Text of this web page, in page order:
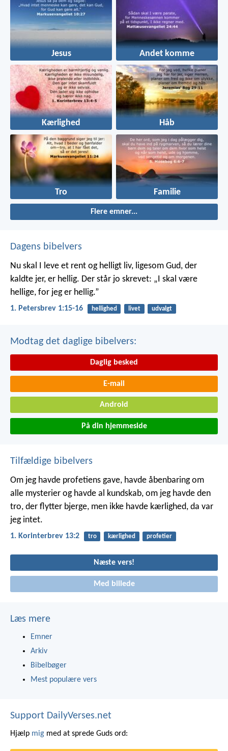
Jesus Andet komme
Kærlighed Håb
Tro Familie
Flere emner...
Dagens bibelvers
Nu skal I leve et rent og helligt liv, ligesom Gud, der
kaldte jer, er hellig. Der står jo skrevet: „I skal være
hellige, for jeg er hellig.”
1. Petersbrev 1:15-16 hellighed livet udvalgt
Modtag det daglige bibelvers:
Daglig besked
E-mail
Android
På din hjemmeside
Tilfældige bibelvers
Om jeg havde profetiens gave, havde åbenbaring om
alle mysterier og havde al kundskab, om jeg havde den
tro, der flytter bjerge, men ikke havde kærlighed, da var
jeg intet.
1. Korinterbrev 13:2 tro kærlighed profetier
Næste vers!
Med billede
Læs mere
Emner
Arkiv
Bibelbøger
Mest populære vers
Support DailyVerses.net
Hjælp mig med at sprede Guds ord: